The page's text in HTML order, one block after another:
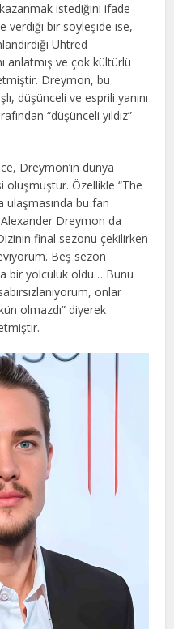
istediğini ifade
verdiği bir söyleşide ise,
Uhtred
anlatmış ve çok kültürlü
Dreymon, bu
düşünceli ve esprili yanını
“düşünceli yıldız”
Dreymon’ın dünya
oluşmuştur. Özellikle “The
ulaşmasında bu fan
Dreymon da
final sezonu çekilirken
Beş sezon
bir yolculuk oldu… Bunu
onlar
olmazdı” diyerek